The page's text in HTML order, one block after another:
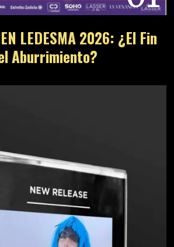
LEDESMA 2026: ¿El Fin
Aburrimiento?